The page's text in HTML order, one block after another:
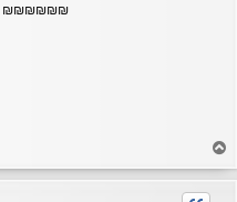
₪₪₪₪₪₪
ρ